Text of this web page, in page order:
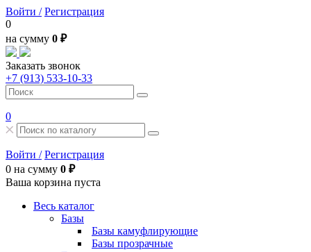
Войти / Регистрация
0
на сумму 0 ₽
Заказать звонок
+7 (913) 533-10-33
0
Войти / Регистрация
0 на сумму 0 ₽
Ваша корзина пуста
Весь каталог
Базы
Базы камуфлирующие
Базы прозрачные